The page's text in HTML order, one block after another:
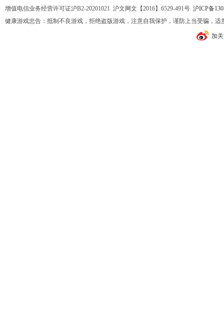
增值电信业务经营许可证沪B2-20201021 沪文网文【2016】6529-491号 沪ICP备
健康游戏忠告：抵制不良游戏，拒绝盗版游戏，注意自我保护，谨防上当受骗，
加